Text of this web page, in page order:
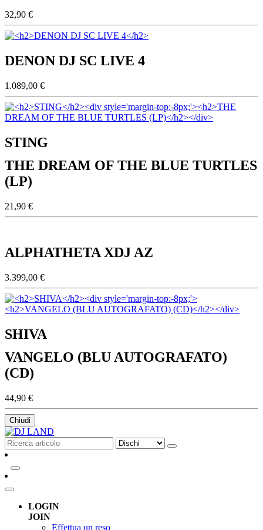
32,90 €
DENON DJ SC LIVE 4
1.089,00 €
STING
THE DREAM OF THE BLUE TURTLES
(LP)
21,90 €
ALPHATHETA XDJ AZ
3.399,00 €
SHIVA
VANGELO (BLU AUTOGRAFATO)
(CD)
44,90 €
Chiudi
LOGIN
JOIN
Effettua un reso